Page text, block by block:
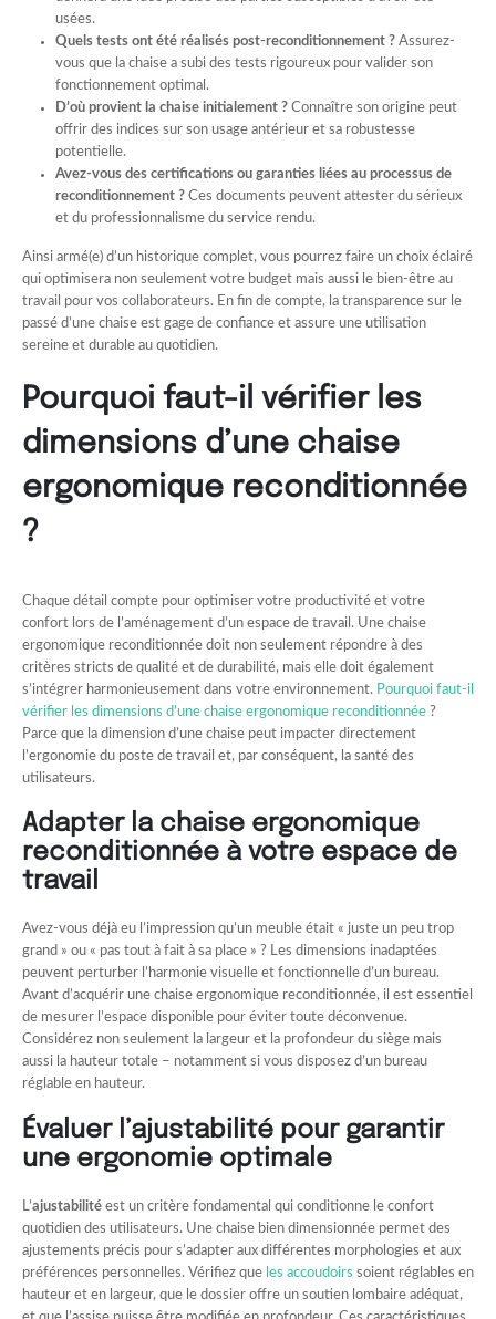
usées.
Quels tests ont été réalisés post-reconditionnement ?Assurez-
vous que la chaise a subi des tests rigoureux pour valider son
fonctionnement optimal.
D’où provient la chaise initialement ?Connaître son origine peut
offrir des indices sur son usage antérieur et sa robustesse
potentielle.
Avez-vous des certifications ou garanties liées au processus de
reconditionnement ?Ces documents peuvent attester du sérieux
et du professionnalisme du service rendu.
Ainsi armé(e) d’un historique complet, vous pourrez faire un choix éclairé
qui optimisera non seulement votre budget mais aussi le bien-être au
travail pour vos collaborateurs. En fin de compte, la transparence sur le
passé d’une chaise est gage de confiance et assure une utilisation
sereine et durable au quotidien.
Pourquoi faut-il vérifier les
dimensions d’une chaise
ergonomique reconditionnée
?
Chaque détail compte pour optimiser votre productivité et votre
confort lors de l’aménagement d’un espace de travail. Une chaise
ergonomique reconditionnée doit non seulement répondre à des
critères stricts de qualité et de durabilité, mais elle doit également
s’intégrer harmonieusement dans votre environnement. Pourquoi faut-il
vérifier les dimensions d’une chaise ergonomique reconditionnée ?
Parce que la dimension d’une chaise peut impacter directement
l’ergonomie du poste de travail et, par conséquent, la santé des
utilisateurs.
Adapter la chaise ergonomique
reconditionnée à votre espace de
travail
Avez-vous déjà eu l’impression qu’un meuble était « juste un peu trop
grand » ou « pas tout à fait à sa place » ? Les dimensions inadaptées
peuvent perturber l’harmonie visuelle et fonctionnelle d’un bureau.
Avant d’acquérir une chaise ergonomique reconditionnée, il est essentiel
de mesurer l’espace disponible pour éviter toute déconvenue.
Considérez non seulement la largeur et la profondeur du siège mais
aussi la hauteur totale – notamment si vous disposez d’un bureau
réglable en hauteur.
Évaluer l’ajustabilité pour garantir
une ergonomie optimale
L’ajustabilité est un critère fondamental qui conditionne le confort
quotidien des utilisateurs. Une chaise bien dimensionnée permet des
ajustements précis pour s’adapter aux différentes morphologies et aux
préférences personnelles. Vérifiez que les accoudoirs soient réglables en
hauteur et en largeur, que le dossier offre un soutien lombaire adéquat,